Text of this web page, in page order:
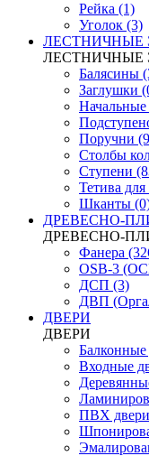
Рейка (1)
Уголок (3)
ЛЕСТНИЧНЫЕ
ЛЕСТНИЧНЫЕ
Балясины
Заглушки
Поручни
Столбы
Ступени
Тетива
Шканты
ДРЕВЕСНО-
ДРЕВЕСНО-
Фанера
OSB-3
ДСП (3)
ДВП
ДВЕРИ
ДВЕРИ
Балконные
Входные
ПВХ